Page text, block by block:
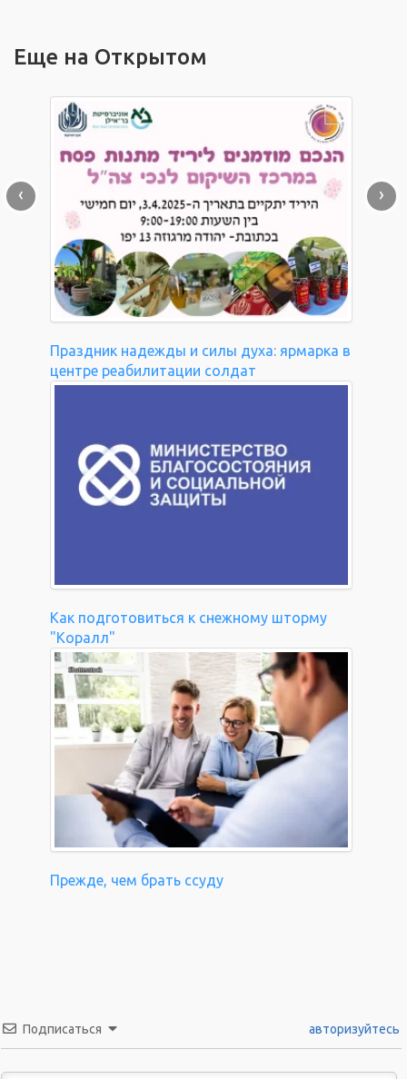
Еще на Открытом
Праздник надежды и силы духа: ярмарка в
центре реабилитации солдат
Как подготовиться к снежному шторму
"Коралл"
Прежде, чем брать ссуду
‹ ›
Подписаться авторизуйтесь